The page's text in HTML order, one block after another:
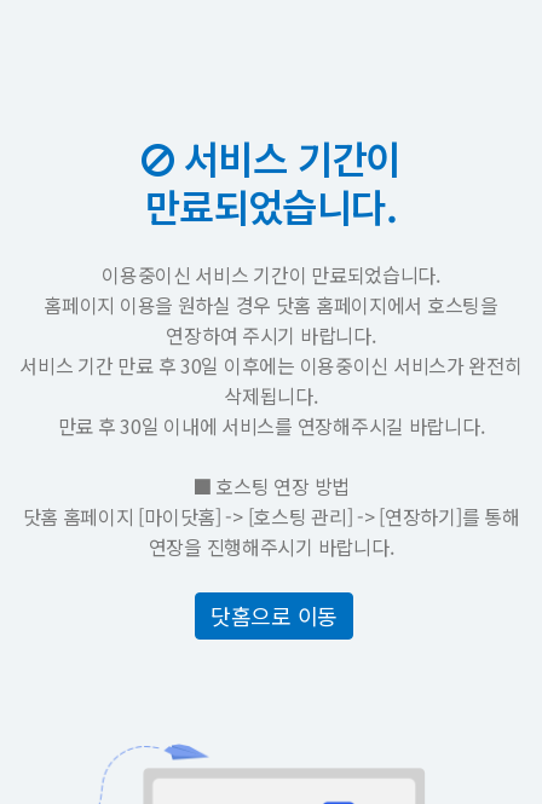
서비스 기간이
만료되었습니다.
이용중이신 서비스 기간이 만료되었습니다.
홈페이지 이용을 원하실 경우 닷홈 홈페이지에서 호스팅을
연장하여 주시기 바랍니다.
서비스 기간 만료 후 30일 이후에는 이용중이신 서비스가 완전히
삭제됩니다.
만료 후 30일 이내에 서비스를 연장해주시길 바랍니다.
■ 호스팅 연장 방법
닷홈 홈페이지 [마이닷홈] -> [호스팅 관리] -> [연장하기]를 통해
연장을 진행해주시기 바랍니다.
닷홈으로 이동